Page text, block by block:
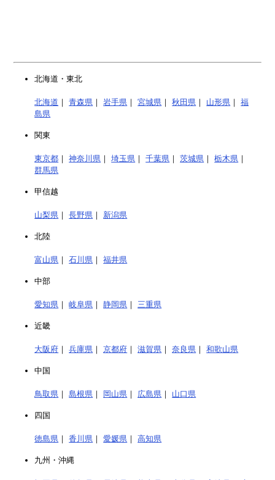
北海道・東北
北海道 ｜青森県 ｜岩手県 ｜宮城県 ｜秋田県 ｜ 山形県 ｜福
島県
関東
東京都 ｜神奈川県 ｜埼玉県 ｜千葉県 ｜茨城県 ｜栃木県 ｜
群馬県
甲信越
山梨県 ｜長野県 ｜ 新潟県
北陸
富山県 ｜石川県 ｜福井県
中部
愛知県 ｜岐阜県 ｜静岡県 ｜三重県
近畿
大阪府 ｜兵庫県 ｜京都府 ｜滋賀県 ｜奈良県 ｜和歌山県
中国
鳥取県 ｜島根県 ｜ 岡山県 ｜ 広島県 ｜ 山口県
四国
徳島県 ｜香川県 ｜愛媛県 ｜高知県
九州・沖縄